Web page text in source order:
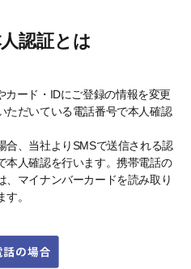
認証とは
カード・IDにご登録の情報を変更
ただいている電話番号で本人確認
合、当社よりSMSで送信される認
本人確認を行います。携帯電話の
、マイナンバーカードを読み取り
。